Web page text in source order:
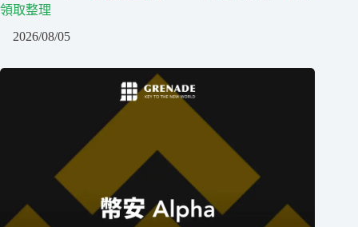
領取整理
2026/08/05